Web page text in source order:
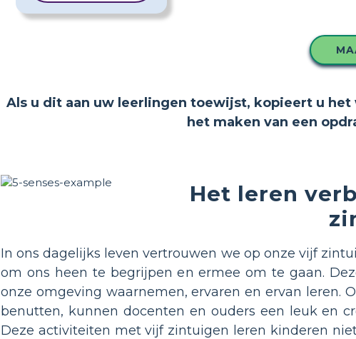
Als u dit aan uw leerlingen toewijst, kopieert u
het maken van een
Het leren
In ons dagelijks leven vertrouwen we op onze vijf
om ons heen te begrijpen en ermee om te gaan.
onze omgeving waarnemen, ervaren en ervan
benutten, kunnen docenten en ouders een leuk en
Deze activiteiten met vijf zintuigen leren kinderen